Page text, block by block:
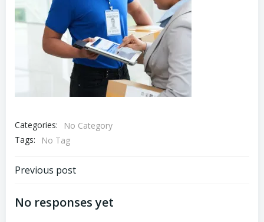
Categories:
No Category
Tags:
No Tag
Post
navigation
Previous post
No responses yet